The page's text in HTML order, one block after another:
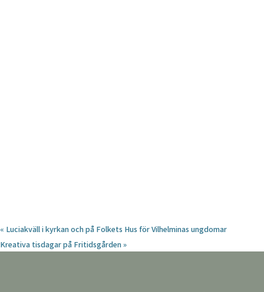
« Luciakväll i kyrkan och på Folkets Hus för Vilhelminas ungdomar
Kreativa tisdagar på Fritidsgården»